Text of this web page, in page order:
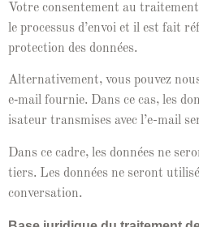
Votre con­sen­te­ment au
le proces­sus d’en­voi et il est fait
pro­tec­tion des données.
Alter­na­tive­ment, vous pou­vez
e‑mail fournie. Dans ce cas, les
isa­teur trans­mis­es avec l’e-mail
Dans ce cadre, les don­nées ne
tiers. Les don­nées ne seront
conversation.